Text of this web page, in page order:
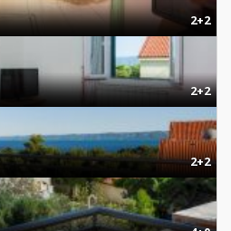
2+2
2+2
2+2